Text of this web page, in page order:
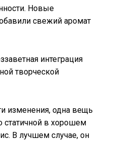
Новые
свежий аромат
интеграция
творческой
изменения, одна вещь
статичной в хорошем
В лучшем случае, он